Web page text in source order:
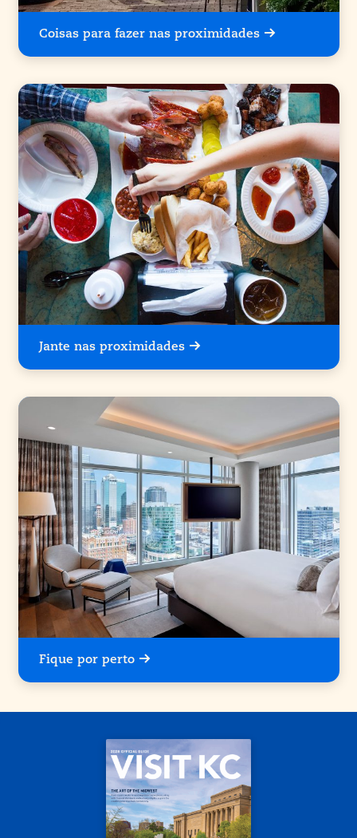
Coisas para fazer nas proximidades
Jante nas proximidades
Fique por perto